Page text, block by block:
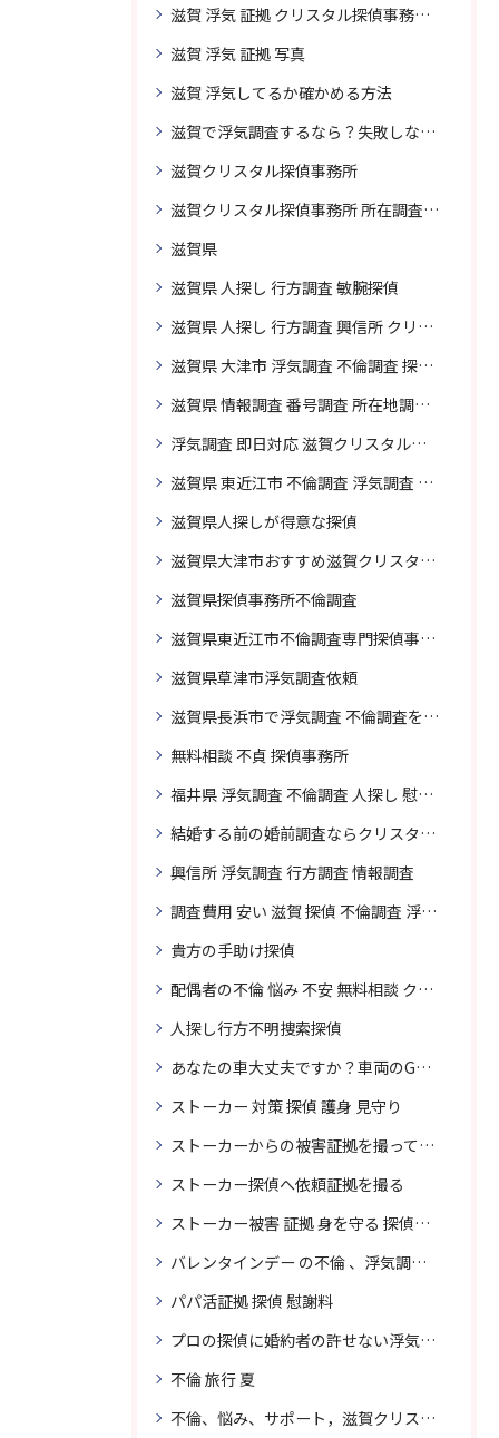
滋賀 浮気 証拠 クリスタル探偵事務所 相談 無料
滋賀 浮気 証拠 写真
滋賀 浮気してるか確かめる方法
滋賀で浮気調査するなら？失敗しない探偵の選び方
滋賀クリスタル探偵事務所
滋賀クリスタル探偵事務所 所在調査 得意
滋賀県
滋賀県 人探し 行方調査 敏腕探偵
滋賀県 人探し 行方調査 興信所 クリスタル探偵がおすすめ
滋賀県 大津市 浮気調査 不倫調査 探偵 探偵事務所 素行調査 企業調査 興信所
滋賀県 情報調査 番号調査 所在地調査 企業調査 探偵事務所
浮気調査 即日対応 滋賀クリスタル探偵事務所
滋賀県 東近江市 不倫調査 浮気調査 探偵 探偵事務所 無料相談 調査料金
滋賀県人探しが得意な探偵
滋賀県大津市おすすめ滋賀クリスタル探偵事務所
滋賀県探偵事務所不倫調査
滋賀県東近江市不倫調査専門探偵事務所
滋賀県草津市浮気調査依頼
滋賀県長浜市で浮気調査 不倫調査を頼むなら
無料相談 不貞 探偵事務所
福井県 浮気調査 不倫調査 人探し 慰謝料 請求 裁判 相談 探偵 探偵事務所
結婚する前の婚前調査ならクリスタル探偵事務所へお問い合わせ
興信所 浮気調査 行方調査 情報調査
調査費用 安い 滋賀 探偵 不倫調査 浮気調査
貴方の手助け探偵
配偶者の不倫 悩み 不安 無料相談 クリスタル探偵事務所
人探し行方不明捜索探偵
あなたの車大丈夫ですか？車両のGPS捜索なら滋賀クリスタル探偵事務所
ストーカー 対策 探偵 護身 見守り
ストーカーからの被害証拠を撮って貴女を護ります
ストーカー探偵へ依頼証拠を撮る
ストーカー被害 証拠 身を守る 探偵に頼む
バレンタインデー の不倫 、浮気調査に強い探偵
パパ活証拠 探偵 慰謝料
プロの探偵に婚約者の許せない浮気、無料相談で解決
不倫 旅行 夏
不倫、悩み、サポート，滋賀クリスタル探偵